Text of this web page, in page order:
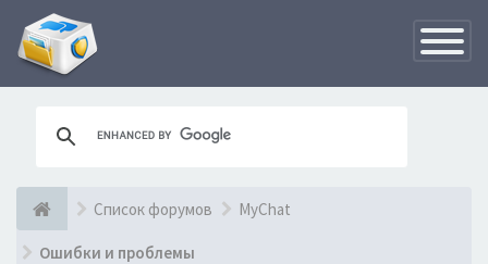
Список форумов MyChat
Ошибки и проблемы